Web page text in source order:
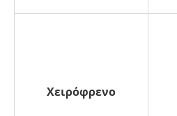
Χειρόφρενο